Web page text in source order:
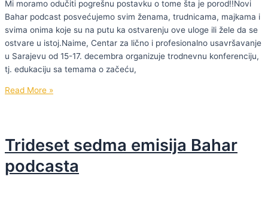
95
Mi moramo odučiti pogrešnu postavku o tome šta je porod!!Novi
Bahar podcast posvećujemo svim ženama, trudnicama, majkama i
svima onima koje su na putu ka ostvarenju ove uloge ili žele da se
ostvare u istoj.Naime, Centar za lično i profesionalno usavršavanje
u Sarajevu od 15-17. decembra organizuje trodnevnu konferenciju,
tj. edukaciju sa temama o začeću,
Trideset
podcasta
Read More »
Trideset sedma emisija Bahar
podcasta